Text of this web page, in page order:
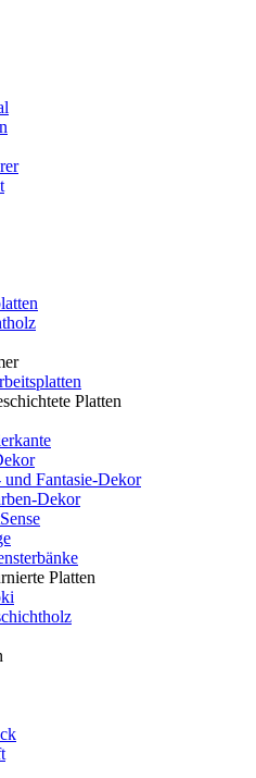
Platten
Fantasie-Dekor
Dekor
Platten